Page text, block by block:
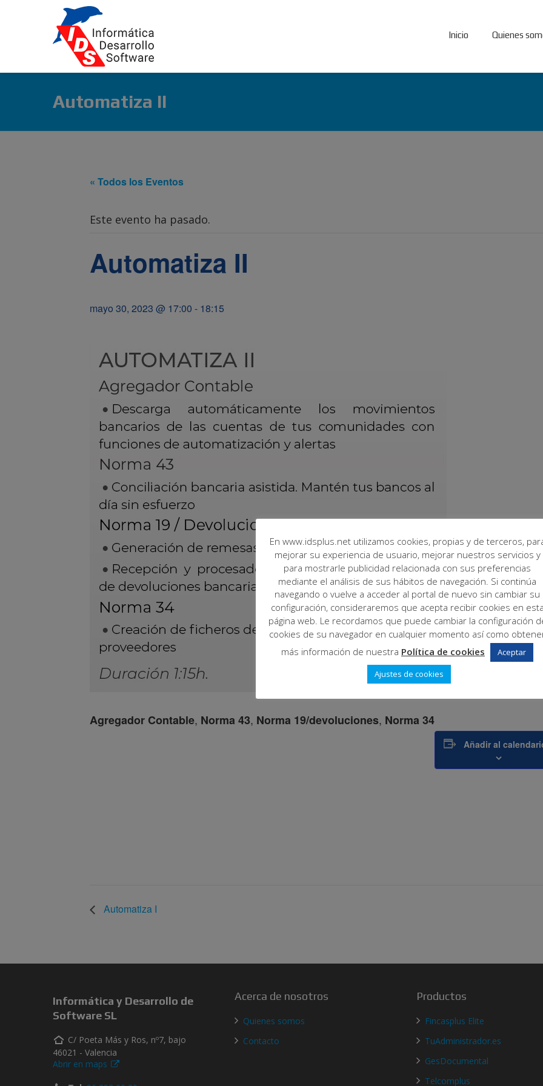
Inicio Quienes
Automatiza II
« Todos los Eventos
Este evento ha pasado.
Automatiza II
mayo 30, 2023 @ 17:00 - 18:15
Agregador Contable, Norma 43, Norma 19/devoluciones, Norma 34
Añadir al
Automatiza I
Informática y Desarrollo de
Software SL
C/ Poeta Más y Ros, nº7, bajo
46021 - Valencia
Abrir en maps
Acerca de nosotros
Quienes somos
Contacto
Productos
Fincasplus Elite
TuAdministrador.es
GesDocumental
Telcomplus
En www.idsplus.net utilizamos cookies, propias y de terceros,
mejorar su experiencia de usuario, mejorar nuestros servicios y
para mostrarle publicidad relacionada con sus preferencias
mediante el análisis de sus hábitos de navegación. Si continúa
navegando o vuelve a acceder al portal de nuevo sin cambiar su
configuración, consideraremos que acepta recibir cookies en
página web. Le recordamos que puede cambiar la configuración
cookies de su navegador en cualquier momento así como
más información de nuestra Política de cookies
Aceptar
Ajustes de cookies